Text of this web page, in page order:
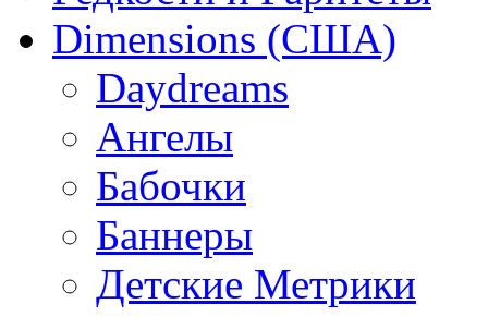
Dimensions (США)
Daydreams
Ангелы
Бабочки
Баннеры
Детские Метрики